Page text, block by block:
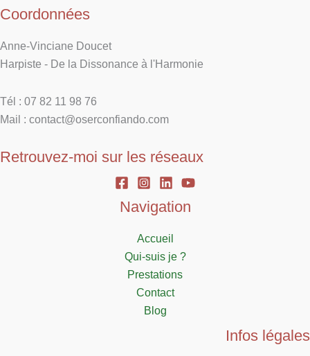
Coordonnées
Anne-Vinciane Doucet
Harpiste - De la Dissonance à l'Harmonie
Tél : 07 82 11 98 76
Mail : contact@oserconfiando.com
Retrouvez-moi sur les réseaux
Navigation
Accueil
Qui-suis je ?
Prestations
Contact
Blog
Infos légales